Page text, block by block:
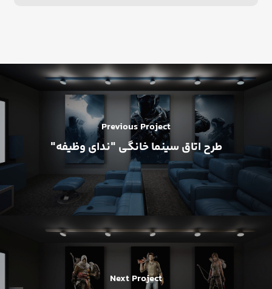
Previous Project
طرح اتاق سینما خانگی "ندای وظیفه"
Next Project